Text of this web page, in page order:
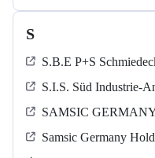
S
S.B.E P+S
S.I.S. Süd Industrie-
SAMSIC
Samsic Germany